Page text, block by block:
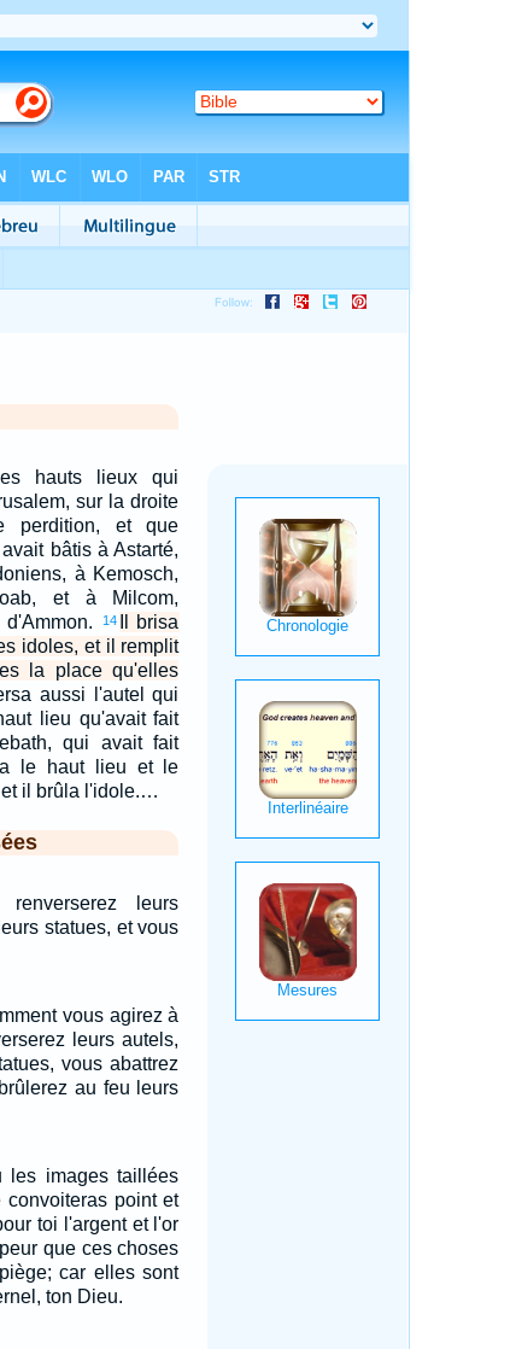
hauts lieux qui
sur la droite
perdition, et que
bâtis à Astarté,
à Kemosch,
et à Milcom,
14
Il brisa
idoles, et il remplit
la place qu'elles
aussi l'autel qui
lieu qu'avait fait
qui avait fait
le haut lieu et le
il brûla l'idole.…
leurs
statues, et vous
vous agirez à
leurs autels,
vous abattrez
au feu leurs
les images taillées
point et
toi l'argent et l'or
que ces choses
car elles sont
ton Dieu.